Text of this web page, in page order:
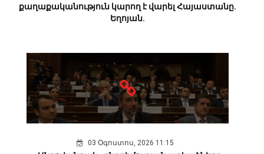
քաղաքականություն կարող է վարել Հայաստանը.
Եղոյան.
03 Օգոստոս, 2026 11:15